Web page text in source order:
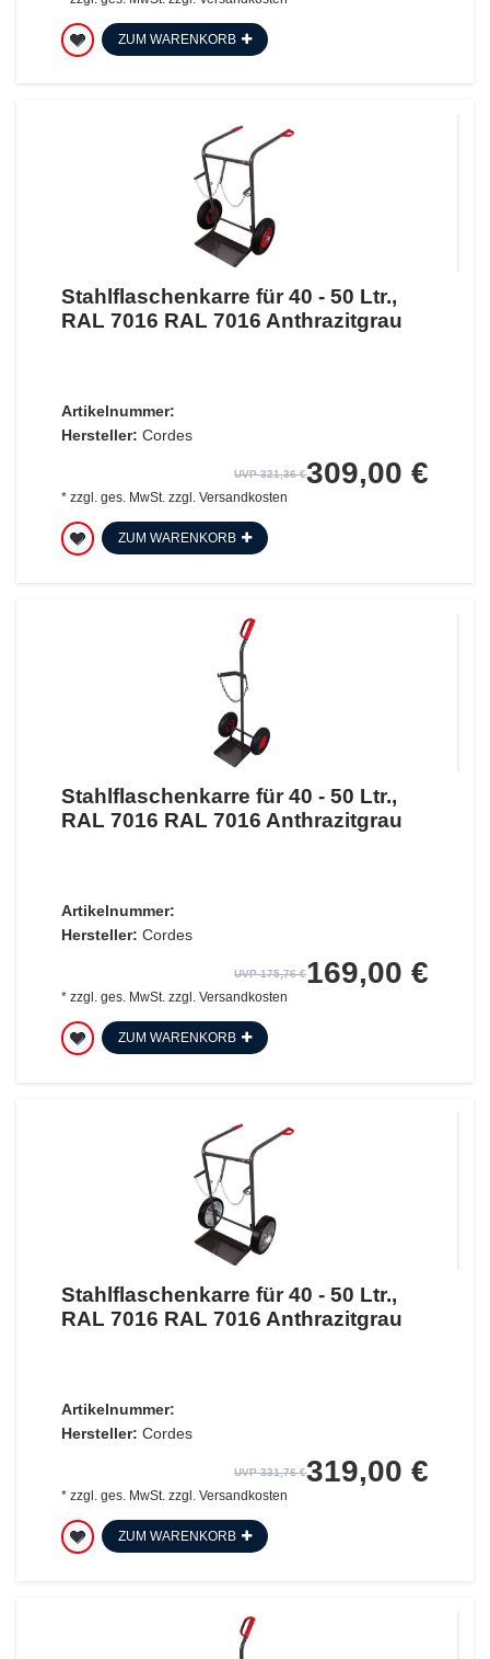
ZUM WARENKORB
Stahlflaschenkarre für 40 - 50 Ltr.,
RAL 7016 RAL 7016 Anthrazitgrau
Artikelnummer:
Hersteller: Cordes
UVP 321,36 €309,00 €
* zzgl. ges. MwSt.zzgl. Versandkosten
ZUM WARENKORB
Stahlflaschenkarre für 40 - 50 Ltr.,
RAL 7016 RAL 7016 Anthrazitgrau
Artikelnummer:
Hersteller: Cordes
UVP 175,76 €169,00 €
* zzgl. ges. MwSt.zzgl. Versandkosten
ZUM WARENKORB
Stahlflaschenkarre für 40 - 50 Ltr.,
RAL 7016 RAL 7016 Anthrazitgrau
Artikelnummer:
Hersteller: Cordes
UVP 331,76 €319,00 €
* zzgl. ges. MwSt.zzgl. Versandkosten
ZUM WARENKORB